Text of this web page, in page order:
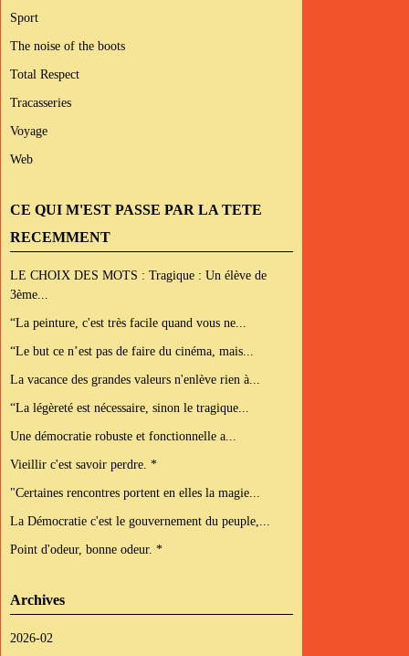
Sport
The noise of the boots
Total Respect
Tracasseries
Voyage
Web
CE QUI M'EST PASSE PAR LA TETE
RECEMMENT
LE CHOIX DES MOTS : Tragique : Un élève de
3ème...
“La peinture, c'est très facile quand vous ne...
“Le but ce n’est pas de faire du cinéma, mais...
La vacance des grandes valeurs n'enlève rien à...
“La légèreté est nécessaire, sinon le tragique...
Une démocratie robuste et fonctionnelle a...
Vieillir c'est savoir perdre. *
"Certaines rencontres portent en elles la magie...
La Démocratie c'est le gouvernement du peuple,...
Point d'odeur, bonne odeur. *
Archives
2026-02